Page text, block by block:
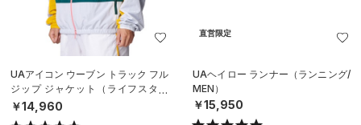
UAアイコン ウーブン トラック フル
ジップ ジャケット（ライフスタイ
ル/MEN）
￥14,960
直営限定
UAヘイロー ランナー（ランニング/
MEN）
￥15,950